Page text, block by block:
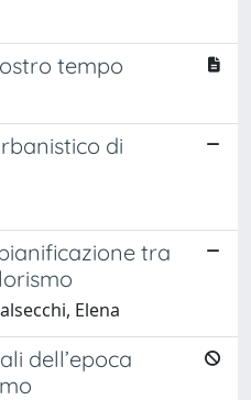
tempo
di
tra
Elena
dell’epoca